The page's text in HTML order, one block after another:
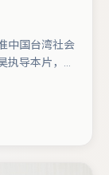
中国台湾社会
执导本片，在
点，白宇则以
有度，值得列